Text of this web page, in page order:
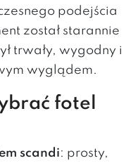
podejścia
został starannie
trwały, wygodny i
wyglądem.
fotel
scandi: prosty,